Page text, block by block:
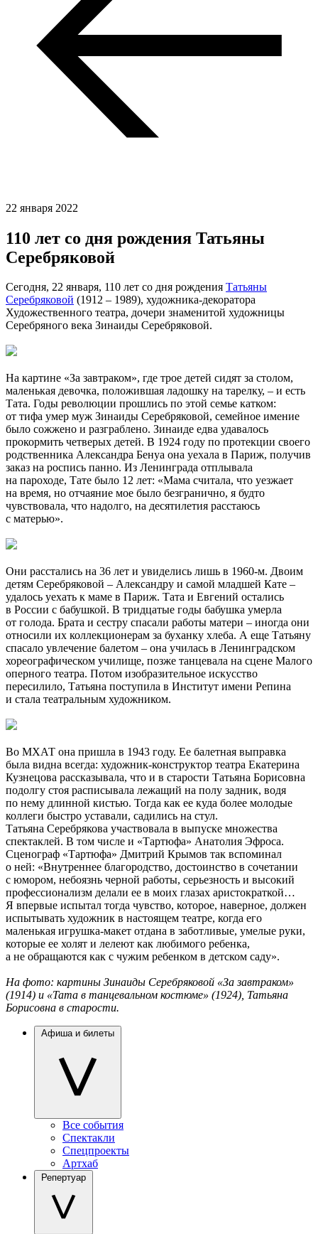
22 января 2022
110 лет со дня рождения Татьяны
Серебряковой
Сегодня, 22 января, 110 лет со дня рождения Татьяны
Серебряковой (1912 – 1989), художника-декоратора
Художественного театра, дочери знаменитой художницы
Серебряного века Зинаиды Серебряковой.
На картине «За завтраком», где трое детей сидят за столом,
маленькая девочка, положившая ладошку на тарелку, – и есть
Тата. Годы революции прошлись по этой семье катком:
от тифа умер муж Зинаиды Серебряковой, семейное имение
было сожжено и разграблено. Зинаиде едва удавалось
прокормить четверых детей. В 1924 году по протекции своего
родственника Александра Бенуа она уехала в Париж, получив
заказ на роспись панно. Из Ленинграда отплывала
на пароходе, Тате было 12 лет: «Мама считала, что уезжает
на время, но отчаяние мое было безгранично, я будто
чувствовала, что надолго, на десятилетия расстаюсь
с матерью».
Они расстались на 36 лет и увиделись лишь в 1960-м. Двоим
детям Серебряковой – Александру и самой младшей Кате –
удалось уехать к маме в Париж. Тата и Евгений остались
в России с бабушкой. В тридцатые годы бабушка умерла
от голода. Брата и сестру спасали работы матери – иногда они
относили их коллекционерам за буханку хлеба. А еще Татьяну
спасало увлечение балетом – она училась в Ленинградском
хореографическом училище, позже танцевала на сцене Малого
оперного театра. Потом изобразительное искусство
пересилило, Татьяна поступила в Институт имени Репина
и стала театральным художником.
Во МХАТ она пришла в 1943 году. Ее балетная выправка
была видна всегда: художник-конструктор театра Екатерина
Кузнецова рассказывала, что и в старости Татьяна Борисовна
подолгу стоя расписывала лежащий на полу задник, водя
по нему длинной кистью. Тогда как ее куда более молодые
коллеги быстро уставали, садились на стул.
Татьяна Серебрякова участвовала в выпуске множества
спектаклей. В том числе и «Тартюфа» Анатолия Эфроса.
Сценограф «Тартюфа» Дмитрий Крымов так вспоминал
о ней: «Внутреннее благородство, достоинство в сочетании
с юмором, небоязнь черной работы, серьезность и высокий
профессионализм делали ее в моих глазах аристократкой…
Я впервые испытал тогда чувство, которое, наверное, должен
испытывать художник в настоящем театре, когда его
маленькая игрушка-макет отдана в заботливые, умелые руки,
которые ее холят и лелеют как любимого ребенка,
а не обращаются как с чужим ребенком в детском саду».
На фото: картины Зинаиды Серебряковой «За завтраком»
(1914) и «Тата в танцевальном костюме» (1924), Татьяна
Борисовна в старости.
Афиша и билеты
Все события
Спектакли
Спецпроекты
Артхаб
Репертуар